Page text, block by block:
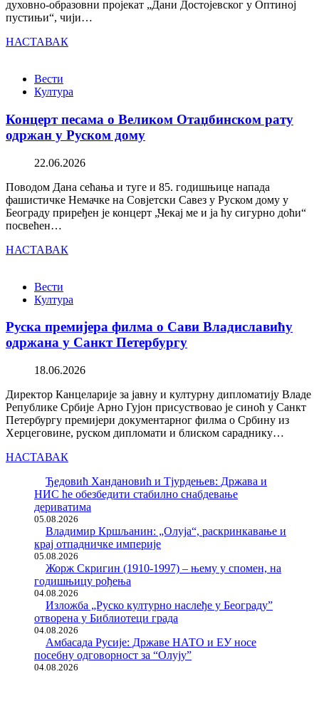
духовно-образовни пројекат „Дани Достојевског у Оптиној
пустињи“, чији…
НАСТАВАК
Вести
Култура
Концерт песама о Великом Отаџбинском рату
одржан у Руском дому
22.06.2026
Поводом Дана сећања и туге и 85. годишњице напада
фашистичке Немачке на Совјетски Савез у Руском дому у
Београду приређен је концерт „Чекај ме и ја ћу сигурно доћи“
посвећен…
НАСТАВАК
Вести
Култура
Руска премијера филма о Сави Владиславићу
одржана у Санкт Петербургу
18.06.2026
Директор Канцеларије за јавну и културну дипломатију Владе
Републике Србије Арно Гујон присуствовао је синоћ у Санкт
Петербургу премијери документарног филма о Србину из
Херцеговине, руском дипломати и блиском сараднику…
НАСТАВАК
Ђедовић Хандановић и Тјурдењев: Држава и
НИС ће обезбедити стабилно снабдевање
дериватима
05.08.2026
Владимир Кршљанин: „Олуја“, раскринкавање и
крај отпадничке империје
05.08.2026
Жорж Скригин (1910-1997) – њему у спомен, на
годишњицу рођења
04.08.2026
Изложба „Руско културно наслеђе у Београду”
отворена у Библиотеци града
04.08.2026
Амбасада Русије: Државе НАТО и ЕУ носе
посебну одговорност за “Олују”
04.08.2026